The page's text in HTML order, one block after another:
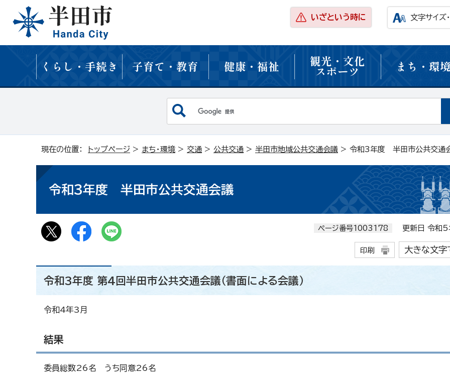
いざという時に 文字サイズ
くらし・手続き 子育て・教育 健康・福祉 観光・文化
スポーツ まち・環
現在の位置： トップページ > まち・環境 > 交通 > 公共交通 > 半田市地域公共交通会議 > 令和3年度 半田市公共交通
令和3年度 半田市公共交通会議
ページ番号1003178 更新日 令和5
印刷 大きな文字
令和3年度 第4回半田市公共交通会議（書面による会議）
令和4年3月
結果
委員総数26名 うち同意26名